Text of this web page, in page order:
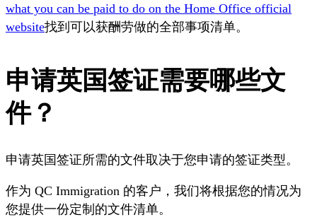
what you can be paid to do on the Home Office official
website找到可以获酬劳做的全部事项清单。
申请英国签证需要哪些文
件？
申请英国签证所需的文件取决于您申请的签证类型。
作为 QC Immigration 的客户，我们将根据您的情况为
您提供一份定制的文件清单。